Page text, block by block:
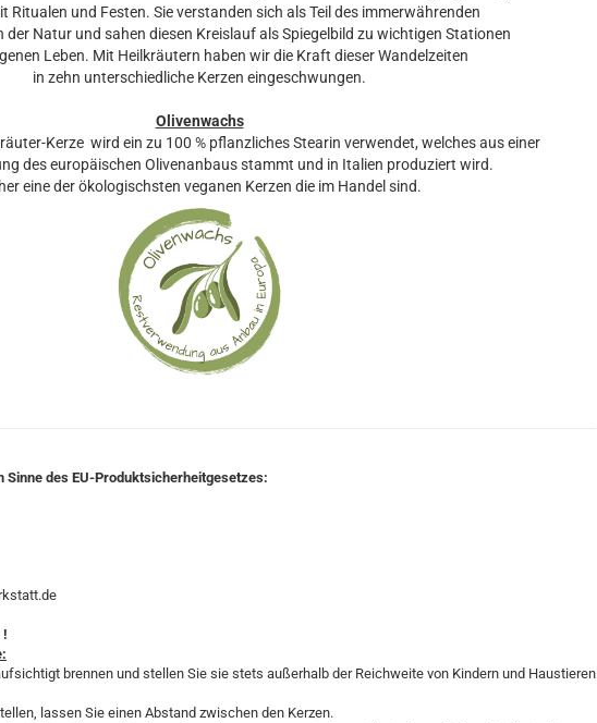
Ritualen und Festen. Sie verstanden sich als Teil des immerwährenden
der Natur und sahen diesen Kreislauf als Spiegelbild zu wichtigen Stationen
Leben. Mit Heilkräutern haben wir die Kraft dieser Wandelzeiten
in zehn unterschiedliche Kerzen eingeschwungen.
Olivenwachs
Kerze wird ein zu 100 % pflanzliches Stearin verwendet, welches aus einer
des europäischen Olivenanbaus stammt und in Italien produziert wird.
eine der ökologischsten veganen Kerzen die im Handel sind.
des EU-Produktsicherheitgesetzes:
!
brennen und stellen Sie sie stets außerhalb der Reichweite von Kindern und Haustieren
lassen Sie einen Abstand zwischen den Kerzen.